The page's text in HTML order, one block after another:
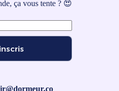
ça vous tente ? 😍